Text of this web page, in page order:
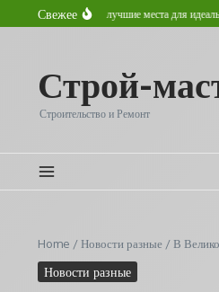
Перейти к содержанию
Свежее
в Астане: лучшие места для идеального
Строй-
Строительство и Ремонт
Home /Новости разные /В
Новости разные